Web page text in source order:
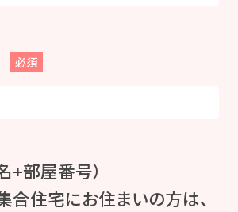
必須
+部屋番号）
合住宅にお住まいの方は、